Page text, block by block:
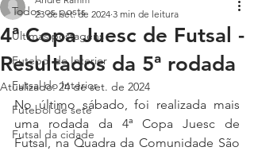
Todos os posts
Últimas postagens
Futebol do Interior
Futsal do Interior
Futebol de sete
Futsal da cidade
4ª Copa Juesc de Futsal -
Resultados da 5ª rodada
23 de set. de 2024 3 min de leitura
Atualizado:24 de set. de 2024
No último sábado, foi realizada mais
uma rodada da 4ª Copa Juesc de
Futsal, na Quadra da Comunidade São